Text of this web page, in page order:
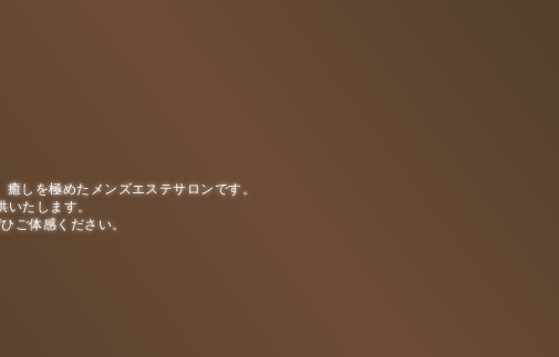
しを極めたメンズエステサロンです。
たします。
ご体感ください。